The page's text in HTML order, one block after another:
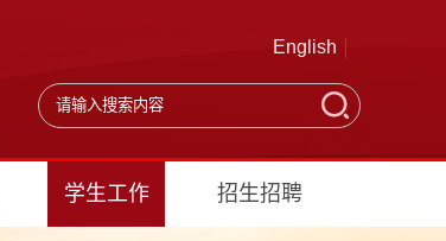
English
学生工作 招生招聘